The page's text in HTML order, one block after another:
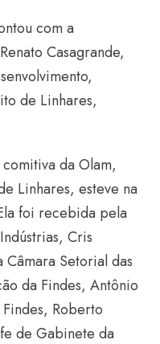
com a
Casagrande,
de Linhares,
da Olam,
Linhares, esteve na
foi recebida pela
Cris
Setorial das
da Findes, Antônio
Roberto
de Gabinete da